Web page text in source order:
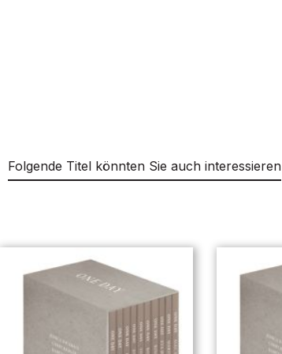
Folgende Titel könnten Sie auch interessieren